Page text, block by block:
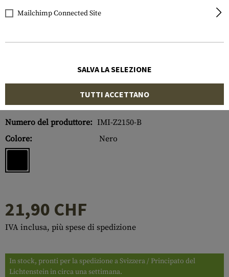
Numero di articolo:
10144306000
Numero del produttore: IMI-Z2150-B
Colore:
Nero
21,90 CHF
IVA inclusa, più spese di spedizione
In stock, pronti per la spedizione a Svizzera / Principato del
Lichtenstein in circa una settimana.
Mailchimp Connected Site
SALVA LA SELEZIONE
TUTTI ACCETTANO